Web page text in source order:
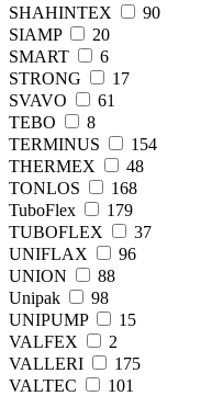
SHAHINTEX
90
SIAMP
20
SMART
6
STRONG
17
SVAVO
61
TEBO
8
TERMINUS
154
THERMEX
48
TONLOS
168
TuboFlex
179
TUBOFLEХ
37
UNIFLAX
96
UNION
88
Unipak
98
UNIPUMP
15
VALFEX
2
VALLERI
175
VALTEC
101